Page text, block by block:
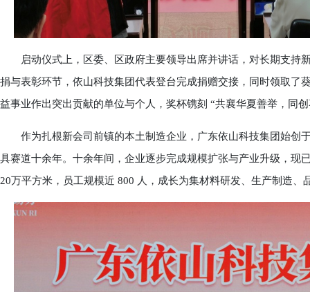
启动仪式上，区委、区政府主要领导出席并讲话，对长期支持
捐与表彰环节，依山科技集团代表登台完成捐赠交接，同时领取了
益事业作出突出贡献的单位与个人，奖杯镌刻 “共襄华夏善举，同
作为扎根新会司前镇的本土制造企业，广东依山科技集团始创
具赛道十余年。十余年间，企业逐步完成规模扩张与产业升级，现
20万平方米，员工规模近 800 人，成长为集材料研发、生产制造、